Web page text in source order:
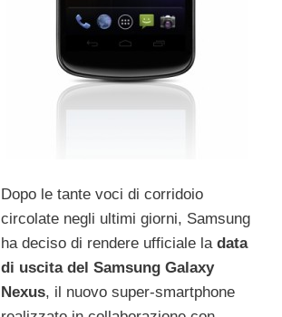
Dopo le tante voci di corridoio
circolate negli ultimi giorni, Samsung
ha deciso di rendere ufficiale la data
di uscita del Samsung Galaxy
Nexus, il nuovo super-smartphone